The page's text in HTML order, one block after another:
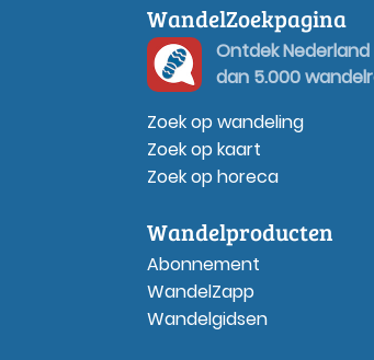
WandelZoekpagina
Ontdek
dan 5.000
Zoek op wandeling
Zoek op kaart
Zoek op horeca
Wandelproducten
Abonnement
WandelZapp
Wandelgidsen